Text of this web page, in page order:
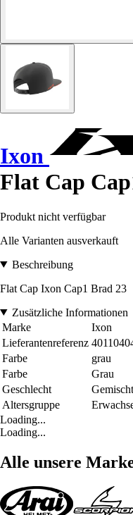
Ixon
Flat Cap
Produkt nicht verfügbar
Alle Varianten ausverkauft
Beschreibung
Flat Cap Ixon Cap1 Brad 23
Zusätzliche Informationen
Marke
Ixon
Lieferantenreferenz
Farbe
grau
Farbe
Grau
Geschlecht
Gemischt
Altersgruppe
Loading...
Loading...
Alle unsere